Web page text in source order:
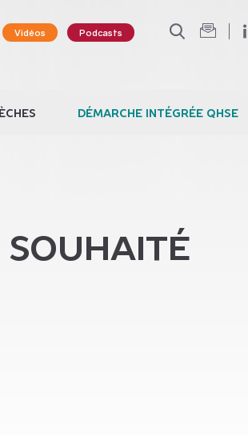
Vidéos Podcasts
DÉMARCHE INTÉGRÉE QHSE